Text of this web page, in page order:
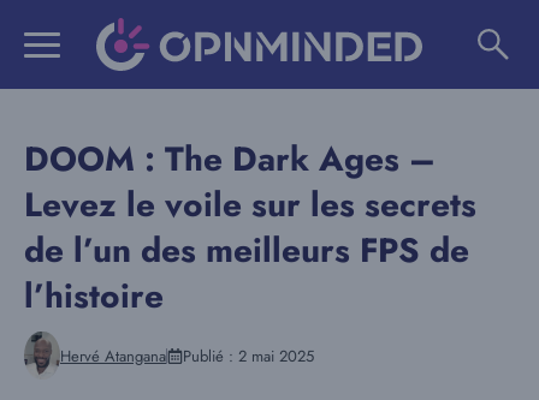
DOOM : The Dark Ages –
Levez le voile sur les secrets
de l’un des meilleurs FPS de
l’histoire
Hervé Atangana Publié : 2 mai 2025